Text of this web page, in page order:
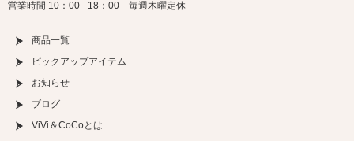
営業時間 10：00 - 18：00 毎週木曜定休
商品一覧
ピックアップアイテム
お知らせ
ブログ
ViVi＆CoCoとは